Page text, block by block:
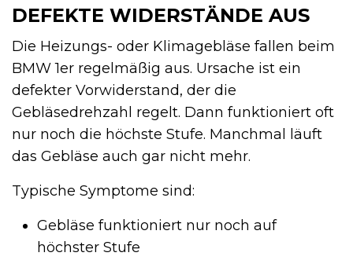
DEFEKTE WIDERSTÄNDE AUS
Die Heizungs- oder Klimagebläse fallen beim
BMW 1er regelmäßig aus. Ursache ist ein
defekter Vorwiderstand, der die
Gebläsedrehzahl regelt. Dann funktioniert oft
nur noch die höchste Stufe. Manchmal läuft
das Gebläse auch gar nicht mehr.
Typische Symptome sind:
Gebläse funktioniert nur noch auf
höchster Stufe